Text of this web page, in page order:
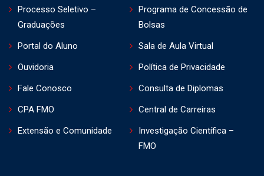
Processo Seletivo –
Graduações
Programa de Concessão de
Bolsas
Portal do Aluno
Sala de Aula Virtual
Ouvidoria
Política de Privacidade
Fale Conosco
Consulta de Diplomas
CPA FMO
Central de Carreiras
Extensão e Comunidade
Investigação Científica –
FMO